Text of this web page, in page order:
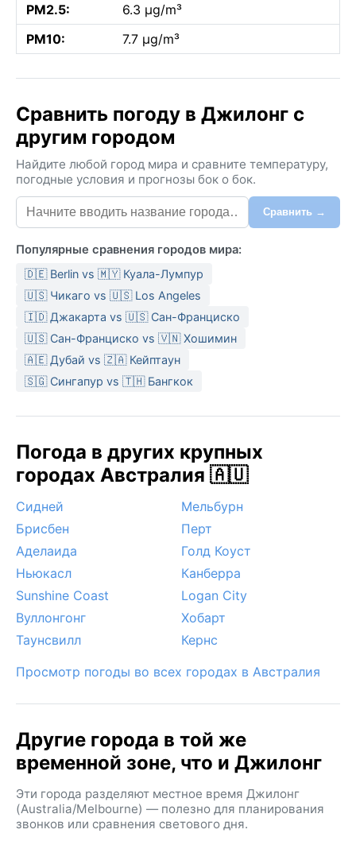
PM2.5:
6.3 µg/m³
PM10:
7.7 µg/m³
Сравнить погоду в Джилонг с
другим городом
Найдите любой город мира и сравните температуру,
погодные условия и прогнозы бок о бок.
Сравнить →
Популярные сравнения городов мира:
🇩🇪 Berlin vs 🇲🇾 Куала-Лумпур
🇺🇸 Чикаго vs 🇺🇸 Los Angeles
🇮🇩 Джакарта vs 🇺🇸 Сан-Франциско
🇺🇸 Сан-Франциско vs 🇻🇳 Хошимин
🇦🇪 Дубай vs 🇿🇦 Кейптаун
🇸🇬 Сингапур vs 🇹🇭 Бангкок
Погода в других крупных
городах Австралия 🇦🇺
Сидней
Мельбурн
Брисбен
Перт
Аделаида
Голд Коуст
Ньюкасл
Канберра
Sunshine Coast
Logan City
Вуллонгонг
Хобарт
Таунсвилл
Кернс
Просмотр погоды во всех городах в Австралия
Другие города в той же
временной зоне, что и Джилонг
Эти города разделяют местное время Джилонг
(Australia/Melbourne) — полезно для планирования
звонков или сравнения светового дня.